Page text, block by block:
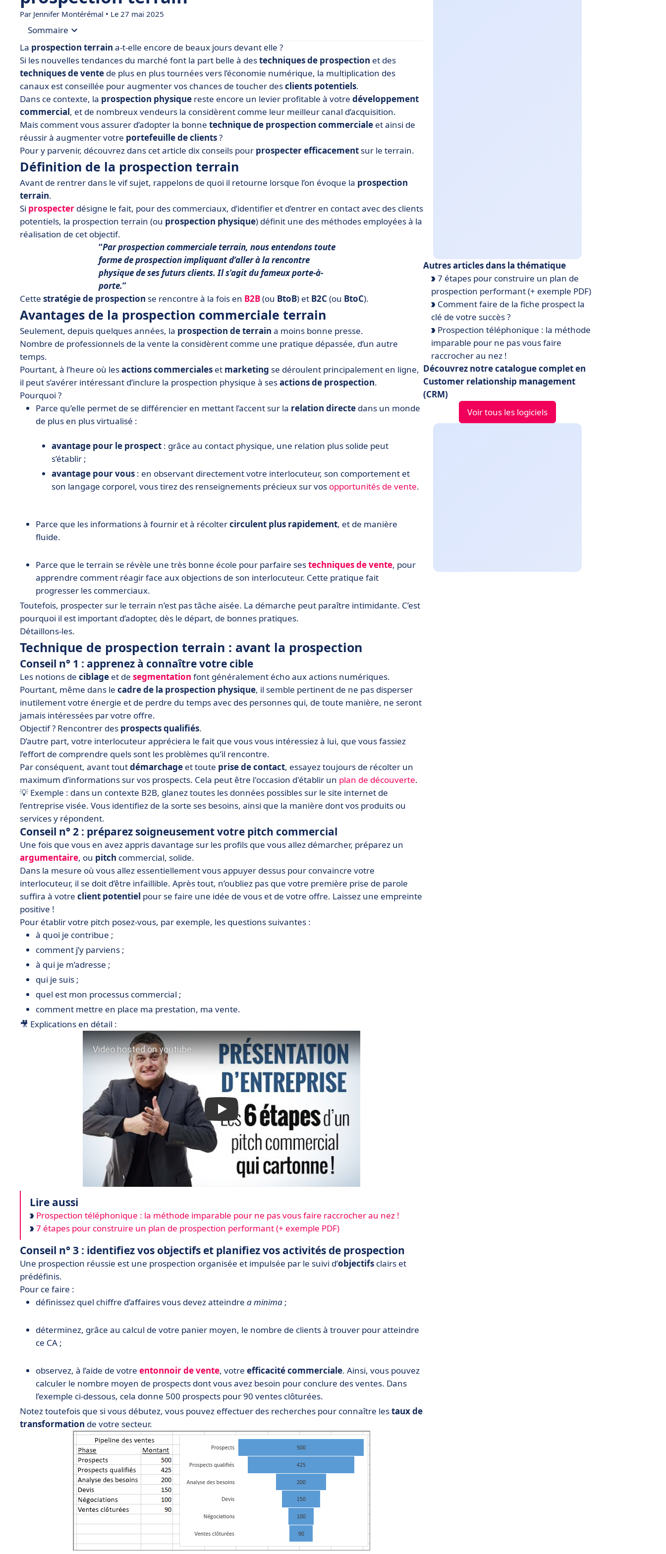
Par Jennifer Montérémal • Le 27 mai 2025
Sommaire
• Définition de la prospection terrain
• Avantages de la prospection commerciale terrain
• Technique de prospection terrain : avant la prospection
• Technique de prospection terrain : pendant la prospection
• Technique de prospection terrain : après la prospection
• Oui à la technique de prospection commerciale terrain… mais pas que !
La prospection terrain a-t-elle encore de beaux jours devant elle ?
Si les nouvelles tendances du marché font la part belle à destechniques de prospection et des
techniques de vente de plus en plus tournées vers l’économie numérique, la multiplication des
canaux est conseillée pour augmenter vos chances de toucher desclients potentiels.
Dans ce contexte, la prospection physique reste encore un levier profitable à votre développement
commercial, et de nombreux vendeurs la considèrent comme leur meilleur canal d’acquisition.
Mais comment vous assurer d’adopter la bonne technique de prospection commerciale et ainsi de
réussir à augmenter votre portefeuille de clients?
Pour y parvenir, découvrez dans cet article dix conseils pour prospecter efficacement sur le terrain.
Définition de la prospection terrain
Avant de rentrer dans le vif sujet, rappelons de quoi il retourne lorsque l’on évoque la prospection
terrain.
Si prospecter désigne le fait, pour des commerciaux, d’identifier et d’entrer en contact avec des clients
potentiels, la prospection terrain (ou prospection physique) définit une des méthodes employées à la
réalisation de cet objectif.
Par prospection commerciale terrain, nous entendons toute
forme de prospection impliquant d’aller à larencontre
physiquede ses futurs clients. Il s’agit du fameux porte-à-
porte.
Cette stratégie de prospection se rencontre à la fois en B2B(ou BtoB) et B2C (ou BtoC).
Avantages de la prospection commerciale terrain
Seulement, depuis quelques années, la prospection de terrain a moins bonne presse.
Nombre de professionnels de la vente la considèrent comme une pratique dépassée, d’un autre
temps.
Pourtant, à l’heure où lesactions commerciales et marketing se déroulent principalement en ligne,
il peut s’avérer intéressant d’inclure la prospection physique à sesactions de prospection.
Pourquoi ?
Parce qu’elle permet de se différencier en mettant l’accent sur la relation directe dans un monde
de plus en plus virtualisé :
avantage pour le prospect : grâce au contact physique, une relation plus solide peut
s’établir ;
avantage pour vous : en observant directement votre interlocuteur, son comportement et
son langage corporel, vous tirez des renseignements précieux sur vos opportunités de vente.
Parce que les informations à fournir et à récoltercirculent plus rapidement, et de manière
fluide.
Parce que le terrain se révèle une très bonne école pour parfaire sestechniques de vente, pour
apprendre comment réagir face aux objections de son interlocuteur. Cette pratique fait
progresser les commerciaux.
Toutefois, prospecter sur le terrain n’est pas tâche aisée. La démarche peut paraître intimidante. C’est
pourquoi il est important d’adopter, dès le départ, de bonnes pratiques.
Détaillons-les.
Technique de prospection terrain : avant la prospection
Conseil n° 1 : apprenez à connaître votre cible
Les notions de ciblage et de segmentation font généralement écho aux actions numériques.
Pourtant, même dans le cadre de la prospection physique, il semble pertinent de ne pas disperser
inutilement votre énergie et de perdre du temps avec des personnes qui, de toute manière, ne seront
jamais intéressées par votre offre.
Objectif ? Rencontrer des prospects qualifiés.
D’autre part, votre interlocuteur appréciera le fait que vous vous intéressiez à lui, que vous fassiez
l’effort de comprendre quels sont les problèmes qu’il rencontre.
Par conséquent, avant toutdémarchage et toute prise de contact, essayez toujours de récolter un
maximum d’informations sur vos prospects. Cela peut être l'occasion d'établir un plan de découverte.
💡 Exemple : dans un contexte B2B, glanez toutes les données possibles sur le site internet de
l’entreprise visée. Vous identifiez de la sorte ses besoins, ainsi que la manière dont vos produits ou
services y répondent.
Conseil n° 2 : préparez soigneusement votre pitch commercial
Une fois que vous en avez appris davantage sur les profils que vous allez démarcher, préparez un
argumentaire, ou pitch commercial, solide.
Dans la mesure où vous allez essentiellement vous appuyer dessus pour convaincre votre
interlocuteur, il se doit d’être infaillible. Après tout, n’oubliez pas que votre première prise de parole
suffira à votre client potentiel pour se faire une idée de vous et de votre offre. Laissez une empreinte
positive !
Pour établir votre pitch posez-vous, par exemple, les questions suivantes :
à quoi je contribue ;
comment j’y parviens ;
à qui je m’adresse ;
qui je suis ;
quel est mon processus commercial ;
comment mettre en place ma prestation, ma vente.
🎥 Explications en détail :
Lire aussi
Prospection téléphonique : la méthode imparable pour ne pas vous faire raccrocher au nez !
7 étapes pour construire un plan de prospection performant (+ exemple PDF)
Conseil n° 3 : identifiez vos objectifs et planifiez vos activités de prospection
Une prospection réussie est une prospection organisée et impulsée par le suivi d’objectifs clairs et
prédéfinis.
Pour ce faire :
définissez quel chiffre d’affaires vous devez atteindre a minima ;
déterminez, grâce au calcul de votre panier moyen, le nombre de clients à trouver pour atteindre
ce CA ;
observez, à l’aide de votre entonnoir de vente, votre efficacité commerciale. Ainsi, vous pouvez
calculer le nombre moyen de prospects dont vous avez besoin pour conclure des ventes. Dans
l’exemple ci-dessous, cela donne 500 prospects pour 90 ventes clôturées.
Notez toutefois que si vous débutez, vous pouvez effectuer des recherches pour connaître lestaux de
transformation de votre secteur.
Autres articles dans la thématique
7 étapes pour construire un plan de
prospection performant (+ exemple PDF)
Comment faire de la fiche prospect la
clé de votre succès ?
Prospection téléphonique : la méthode
imparable pour ne pas vous faire
raccrocher au nez !
Découvrez notre catalogue complet en
Customer relationship management
(CRM)
Voir tous les logiciels